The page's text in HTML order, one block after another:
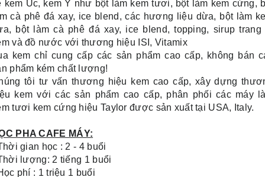
kem Úc, kem Ý như bột làm kem tươi, bột làm kem cứng,
cà phê đá xay, ice blend, các hương liệu dừa, bột làm
bột làm cà phê đá xay, ice blend, topping, sirup trang
và đồ nước với thương hiệu ISI, Vitamix
kem chỉ cung cấp các sản phẩm cao cấp, không bán
phẩm kém chất lượng!
tôi tư vấn thương hiệu kem cao cấp, xây dựng
kem với các sản phẩm cao cấp, phân phối các máy
tươi kem cứng hiệu Taylor được sản xuất tại USA, Italy.
PHA CAFE MÁY:
gian học : 2 - 4 buổi
lượng: 2 tiếng 1 buổi
phí : 1 triệu 1 buổi